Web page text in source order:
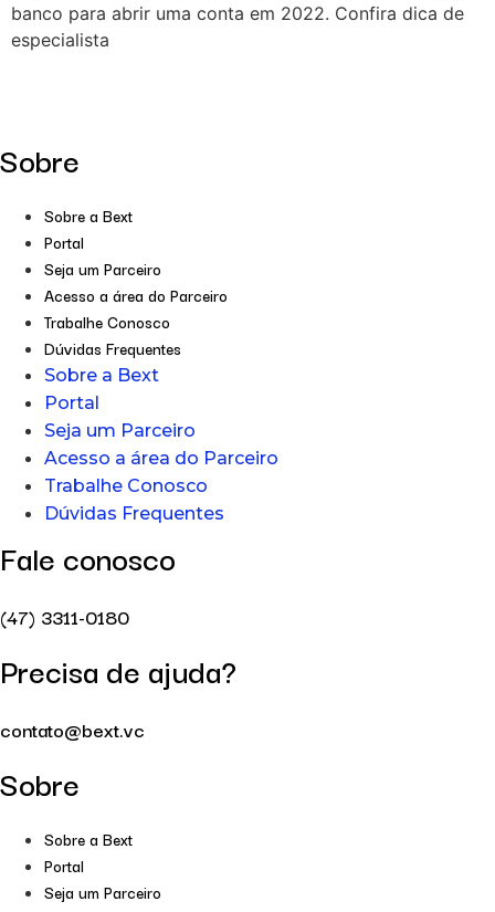
banco para abrir uma conta em 2022. Confira dica de
especialista
Sobre
Sobre a Bext
Portal
Seja um Parceiro
Acesso a área do Parceiro
Trabalhe Conosco
Dúvidas Frequentes
Sobre a Bext
Portal
Seja um Parceiro
Acesso a área do Parceiro
Trabalhe Conosco
Dúvidas Frequentes
Fale conosco
(47) 3311-0180
Precisa de ajuda?
contato@bext.vc
Sobre
Sobre a Bext
Portal
Seja um Parceiro